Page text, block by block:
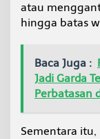
atau
hingga batas
Baca Juga :
Jadi Garda
Perbatasan
Sementara